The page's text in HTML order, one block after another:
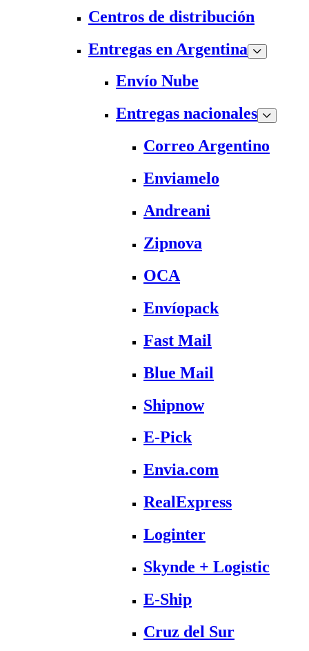
Centros de distribución
Entregas en Argentina
Envío Nube
Entregas nacionales
Correo Argentino
Enviamelo
Andreani
Zipnova
OCA
Envíopack
Fast Mail
Blue Mail
Shipnow
E-Pick
Envia.com
RealExpress
Loginter
Skynde + Logistic
E-Ship
Cruz del Sur